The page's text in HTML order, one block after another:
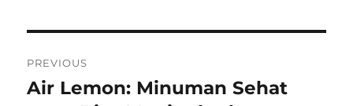
navigation
PREVIOUS
Previous
Air Lemon: Minuman Sehat